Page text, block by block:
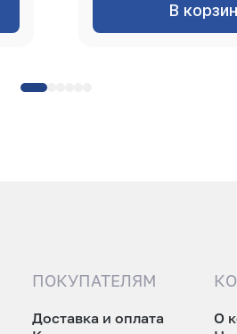
В
ПОКУПАТЕЛЯМ
Доставка и оплата
О